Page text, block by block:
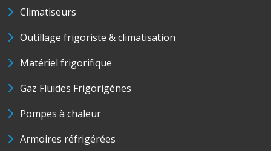
Climatiseurs
Outillage frigoriste & climatisation
Matériel frigorifique
Gaz Fluides Frigorigènes
Pompes à chaleur
Armoires réfrigérées